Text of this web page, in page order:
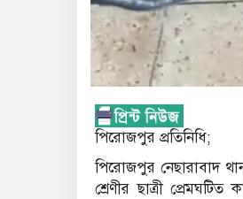
পিরোজপুর প্রতিনিধি;
পিরোজপুর নেছারাবাদ
শ্রেণীর ছাত্রী